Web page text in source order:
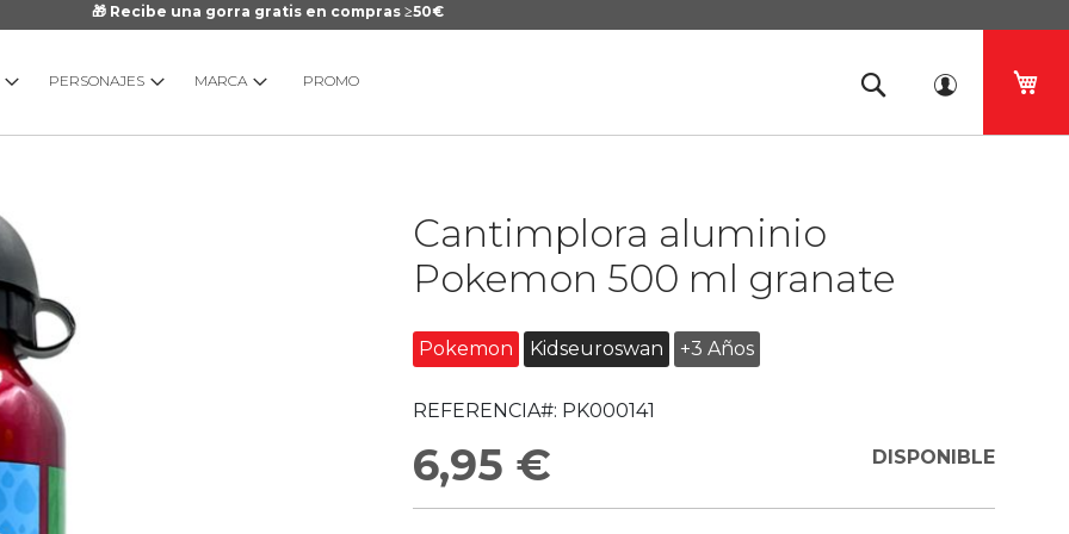
🎁 Recibe una gorra gratis en compras ≥50€
PERSONAJES MARCA PROMO
Cantimplora aluminio
Pokemon 500 ml granate
Pokemon Kidseuroswan +3 Años
REFERENCIA#: PK000141
6,95 € DISPONIBLE
galería
imágenes